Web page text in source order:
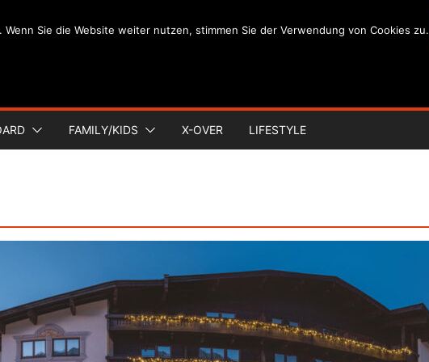
FAMILY/KIDS X-OVER LIFESTYLE
Wenn Sie die Website weiter nutzen, stimmen Sie der Verwendung von Cookies zu.